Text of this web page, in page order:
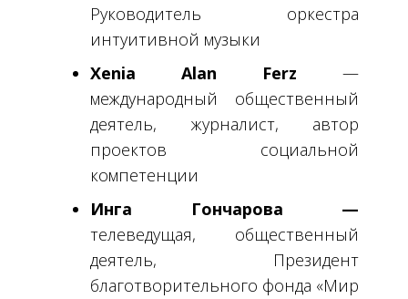
Руководитель оркестра
интуитивной музыки
Xenia Alan Ferz —
международный общественный
деятель, журналист, автор
проектов социальной
компетенции
Инга Гончарова —
телеведущая, общественный
деятель, Президент
благотворительного фонда «Мир